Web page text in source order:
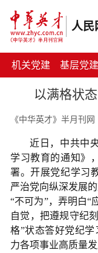
人民
机关党建 基层党建
以满格状
《中华英才》半月刊网
近日，中共中
学习教育的通知》
署。开展党纪学习
严治党向纵深发展
“不可为”，弄明白“
自觉，把遵规守纪
格”状态答好党纪学
力各项事业高质量发